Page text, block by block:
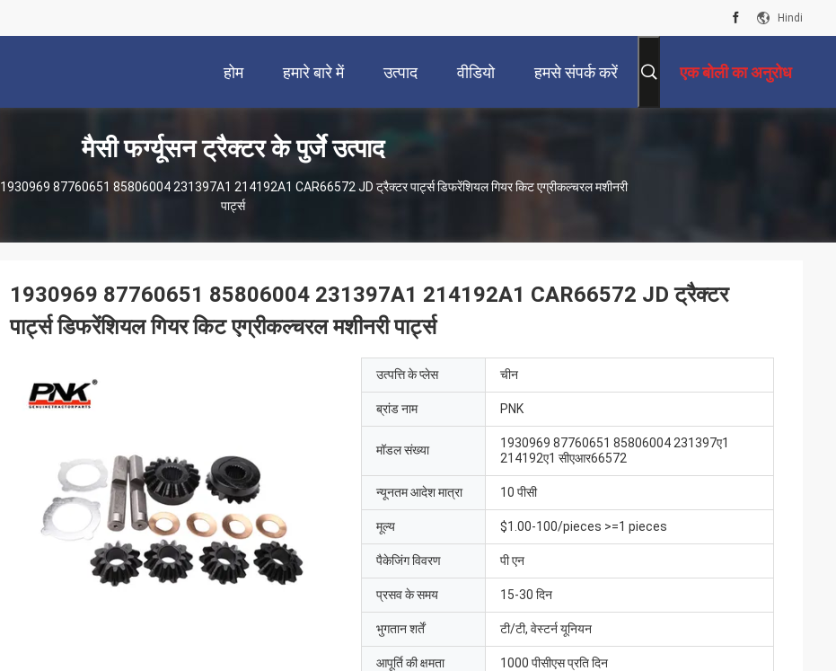
Hindi
होम हमारे बारे में उत्पाद वीडियो हमसे संपर्क करें एक बोली का अनुरोध
मैसी फर्ग्यूसन ट्रैक्टर के पुर्जे उत्पाद
1930969 87760651 85806004 231397A1 214192A1 CAR66572 JD ट्रैक्टर पार्ट्स डिफरेंशियल गियर किट एग्रीकल्चरल मशीनरी
पार्ट्स
1930969 87760651 85806004 231397A1 214192A1 CAR66572 JD ट्रैक्टर
पार्ट्स डिफरेंशियल गियर किट एग्रीकल्चरल मशीनरी पार्ट्स
उत्पत्ति के प्लेस चीन
ब्रांड नाम PNK
मॉडल संख्या
1930969 87760651 85806004 231397ए1
214192ए1 सीएआर66572
न्यूनतम आदेश मात्रा 10 पीसी
मूल्य $1.00-100/pieces >=1 pieces
पैकेजिंग विवरण पी एन
प्रसव के समय 15-30 दिन
भुगतान शर्तें टी/टी, वेस्टर्न यूनियन
आपूर्ति की क्षमता 1000 पीसीएस प्रति दिन